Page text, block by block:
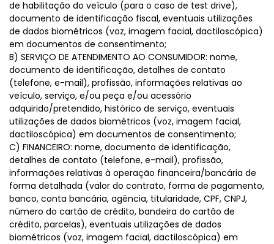
de habilitação do veículo (para o caso de test drive),
documento de identificação fiscal, eventuais utilizações
de dados biométricos (voz, imagem facial, dactiloscópica)
em documentos de consentimento;
B) SERVIÇO DE ATENDIMENTO AO CONSUMIDOR: nome,
documento de identificação, detalhes de contato
(telefone, e-mail), profissão, informações relativas ao
veículo, serviço, e/ou peça e/ou acessório
adquirido/pretendido, histórico de serviço, eventuais
utilizações de dados biométricos (voz, imagem facial,
dactiloscópica) em documentos de consentimento;
C) FINANCEIRO: nome, documento de identificação,
detalhes de contato (telefone, e-mail), profissão,
informações relativas à operação financeira/bancária de
forma detalhada (valor do contrato, forma de pagamento,
banco, conta bancária, agência, titularidade, CPF, CNPJ,
número do cartão de crédito, bandeira do cartão de
crédito, parcelas), eventuais utilizações de dados
biométricos (voz, imagem facial, dactiloscópica) em